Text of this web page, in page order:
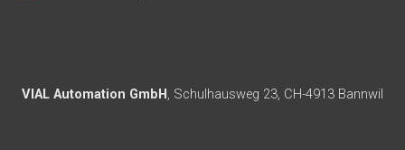
VIAL Automation GmbH, Schulhausweg 23, CH-4913 Bannwil